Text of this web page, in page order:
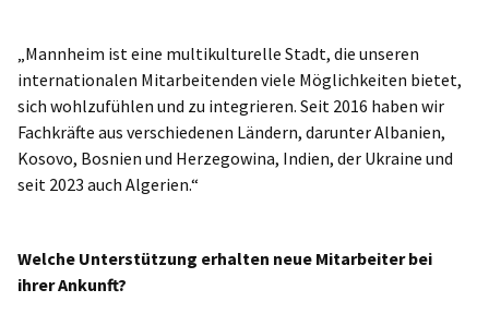
„Mannheim ist eine multikulturelle Stadt, die unseren
internationalen Mitarbeitenden viele Möglichkeiten bietet,
sich wohlzufühlen und zu integrieren. Seit 2016 haben wir
Fachkräfte aus verschiedenen Ländern, darunter Albanien,
Kosovo, Bosnien und Herzegowina, Indien, der Ukraine und
seit 2023 auch Algerien.“
Welche Unterstützung erhalten neue Mitarbeiter bei
ihrer Ankunft?